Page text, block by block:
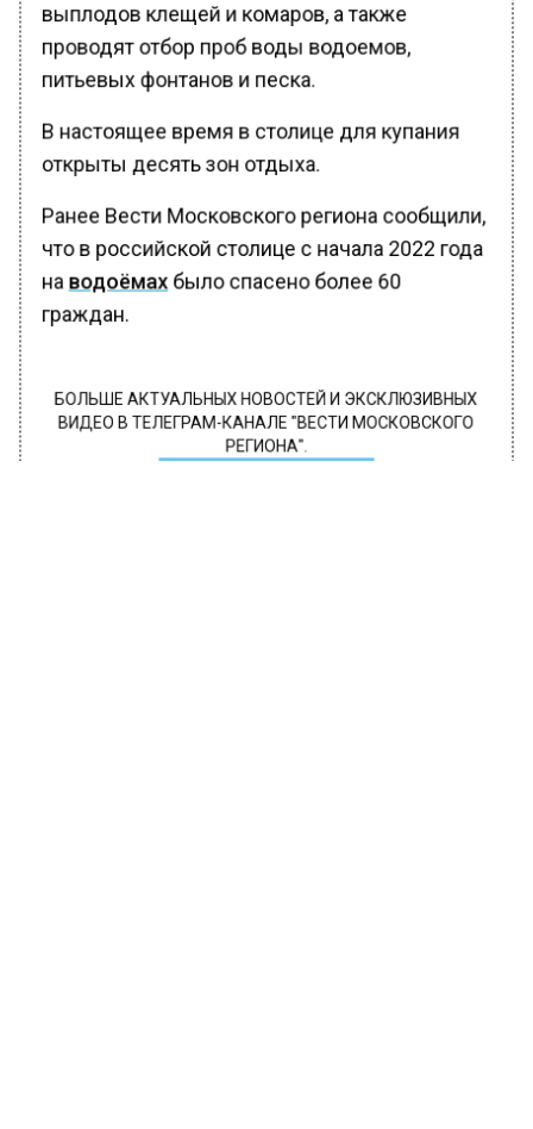
выплодов клещей и комаров, а также
проводят отбор проб воды водоемов,
питьевых фонтанов и песка.
В настоящее время в столице для купания
открыты десять зон отдыха.
Ранее Вести Московского региона сообщили,
что в российской столице с начала 2022 года
наводоёмахбыло спасено более 60
граждан.
БОЛЬШЕ АКТУАЛЬНЫХ НОВОСТЕЙ И ЭКСКЛЮЗИВНЫХ
ВИДЕО В ТЕЛЕГРАМ-КАНАЛЕ "ВЕСТИ МОСКОВСКОГО
РЕГИОНА".